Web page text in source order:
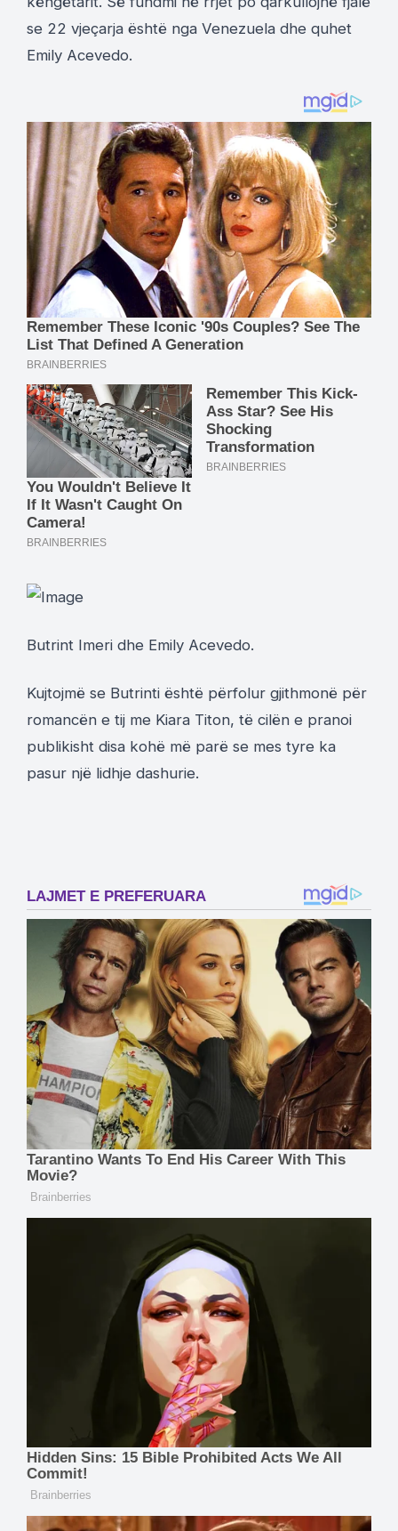
se 22 vjeçarja është nga Venezuela dhe quhet
Emily Acevedo.
Butrint Imeri dhe Emily Acevedo.
Kujtojmë se Butrinti është përfolur gjithmonë për
romancën e tij me Kiara Titon, të cilën e pranoi
publikisht disa kohë më parë se mes tyre ka
pasur një lidhje dashurie.